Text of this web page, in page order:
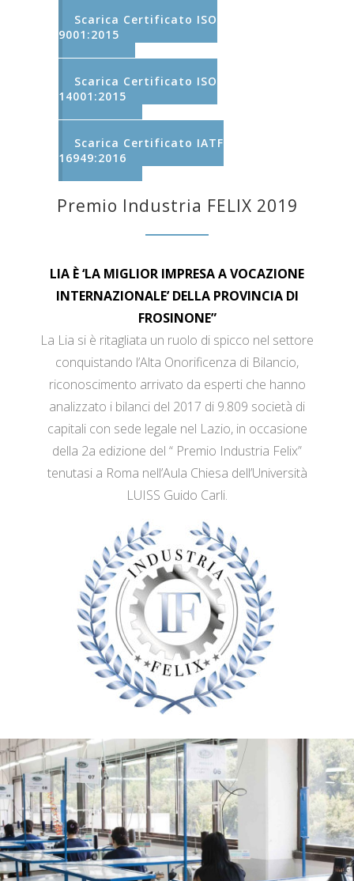
Scarica Certificato ISO
9001:2015
Scarica Certificato ISO
14001:2015
Scarica Certificato IATF
16949:2016
Premio Industria FELIX 2019
LIA È ‘LA MIGLIOR IMPRESA A VOCAZIONE
INTERNAZIONALE’ DELLA PROVINCIA DI
FROSINONE”
La Lia si è ritagliata un ruolo di spicco nel settore
conquistando l’Alta Onorificenza di Bilancio,
riconoscimento arrivato da esperti che hanno
analizzato i bilanci del 2017 di 9.809 società di
capitali con sede legale nel Lazio, in occasione
della 2a edizione del “ Premio Industria Felix”
tenutasi a Roma nell’Aula Chiesa dell’Università
LUISS Guido Carli.